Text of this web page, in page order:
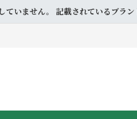
ません。 記載されているブラ